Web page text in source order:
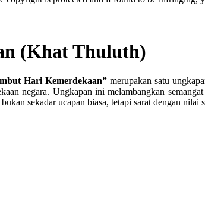
(Khat Thuluth)
Hari Kemerdekaan” merupakan satu
negara. Ungkapan ini melambangkan
sekadar ucapan biasa, tetapi sarat dengan nilai